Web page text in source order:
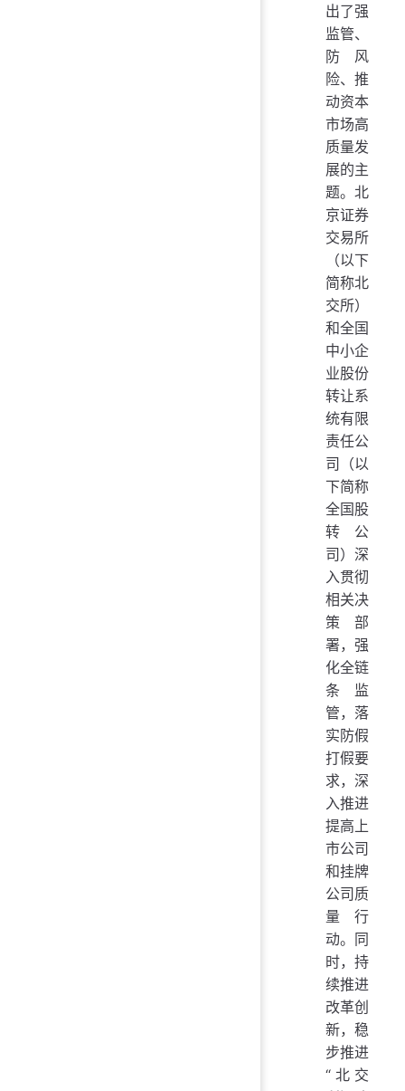
出了强
监管、
防风
险、推
动资本
市场高
质量发
展的主
题。北
京证券
交易所
（以下
简称北
交所）
和全国
中小企
业股份
转让系
统有限
责任公
司（以
下简称
全国股
转公
司）深
入贯彻
相关决
策部
署，强
化全链
条监
管，落
实防假
打假要
求，深
入推进
提高上
市公司
和挂牌
公司质
量行
动。同
时，持
续推进
改革创
新，稳
步推进
“北交